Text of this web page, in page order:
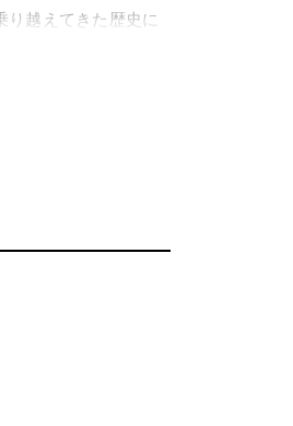
越えてきた歴史に